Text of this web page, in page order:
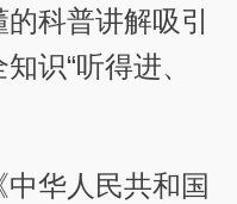
科普讲解吸引
识“听得进、
华人民共和国